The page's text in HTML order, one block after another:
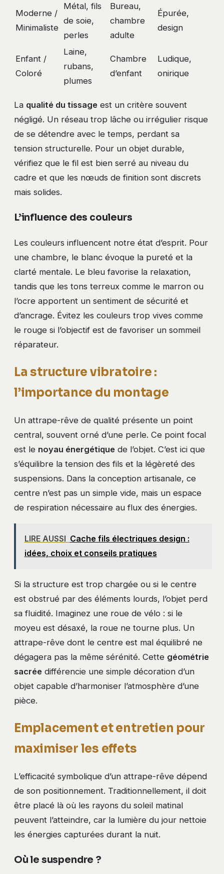
Moderne /
Minimaliste
Métal, fils
de soie,
perles
Bureau,
chambre
adulte
Épurée,
design
Enfant /
Coloré
Laine,
rubans,
plumes
Chambre
d’enfant
Ludique,
onirique
La qualité du tissage est un critère souvent
négligé. Un réseau trop lâche ou irrégulier risque
de se détendre avec le temps, perdant sa
tension structurelle. Pour un objet durable,
vérifiez que le fil est bien serré au niveau du
cadre et que les nœuds de finition sont discrets
mais solides.
L’influence des couleurs
Les couleurs influencent notre état d’esprit. Pour
une chambre, le blanc évoque la pureté et la
clarté mentale. Le bleu favorise la relaxation,
tandis que les tons terreux comme le marron ou
l’ocre apportent un sentiment de sécurité et
d’ancrage. Évitez les couleurs trop vives comme
le rouge si l’objectif est de favoriser un sommeil
réparateur.
La structure vibratoire :
l’importance du montage
Un attrape-rêve de qualité présente un point
central, souvent orné d’une perle. Ce point focal
est le noyau énergétique de l’objet. C’est ici que
s’équilibre la tension des fils et la légèreté des
suspensions. Dans la conception artisanale, ce
centre n’est pas un simple vide, mais un espace
de respiration nécessaire au flux des énergies.
LIRE AUSSI Cache fils électriques design :
idées, choix et conseils pratiques
Si la structure est trop chargée ou si le centre
est obstrué par des éléments lourds, l’objet perd
sa fluidité. Imaginez une roue de vélo : si le
moyeu est désaxé, la roue ne tourne plus. Un
attrape-rêve dont le centre est mal équilibré ne
dégagera pas la même sérénité. Cette géométrie
sacrée différencie une simple décoration d’un
objet capable d’harmoniser l’atmosphère d’une
pièce.
Emplacement et entretien pour
maximiser les effets
L’efficacité symbolique d’un attrape-rêve dépend
de son positionnement. Traditionnellement, il doit
être placé là où les rayons du soleil matinal
peuvent l’atteindre, car la lumière du jour nettoie
les énergies capturées durant la nuit.
Où le suspendre ?